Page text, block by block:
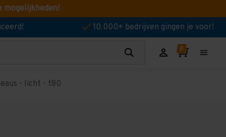
mogelijkheden!
10.000+ bedrijven gingen je voor!
- licht - t80